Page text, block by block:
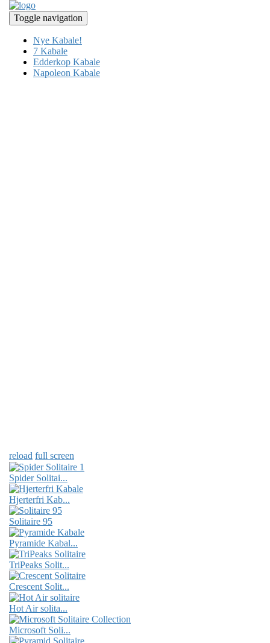
Toggle navigation
Nye Kabale!
7 Kabale
Edderkop Kabale
Napoleon Kabale
reload full screen
Spider Solitai...
Hjerterfri Kab...
Solitaire 95
Pyramide Kabal...
TriPeaks Solit...
Crescent Solit...
Hot Air solita...
Microsoft Soli...